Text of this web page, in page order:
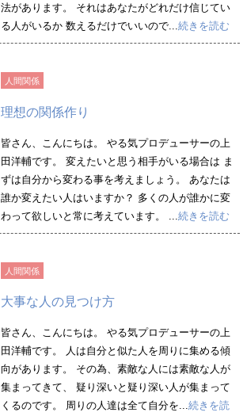
法があります。 それはあなたがどれだけ信じてい
る人がいるか 数えるだけでいいので...続きを読む
人間関係
理想の関係作り
皆さん、こんにちは。 やる気プロデューサーの上
田洋輔です。 変えたいと思う相手がいる場合は ま
ずは自分から変わる事を考えましょう。 あなたは
誰か変えたい人はいますか？ 多くの人が誰かに変
わって欲しいと常に考えています。 ... 続きを読む
人間関係
大事な人の見つけ方
皆さん、こんにちは。 やる気プロデューサーの上
田洋輔です。 人は自分と似た人を周りに集める傾
向があります。 その為、素敵な人には素敵な人が
集まってきて、 疑り深いと疑り深い人が集まって
くるのです。 周りの人達は全て自分を... 続きを読